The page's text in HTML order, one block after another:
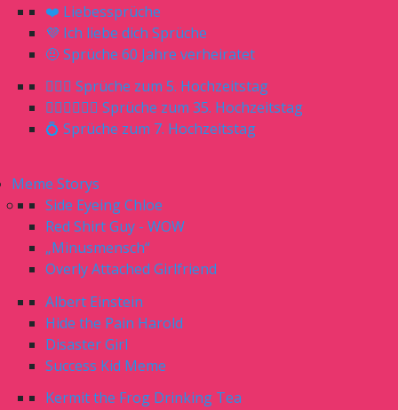
❤️ Liebessprüche
💜 Ich liebe dich Sprüche
🤨 Sprüche 60 Jahre verheiratet
🤵🏼‍♀️ Sprüche zum 5. Hochzeitstag
🤵🏼‍♂️👰🏼‍♀️ Sprüche zum 35. Hochzeitstag
💍 Sprüche zum 7. Hochzeitstag
Meme Storys
Side Eyeing Chloe
Red Shirt Guy - WOW
„Minusmensch“
Overly Attached Girlfriend
Albert Einstein
Hide the Pain Harold
Disaster Girl
Success Kid Meme
Kermit the Frog Drinking Tea